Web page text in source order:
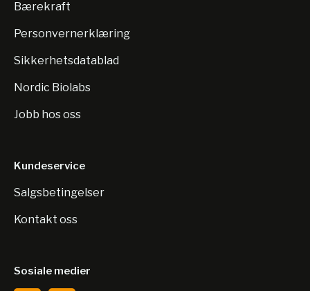
Bærekraft
Personvernerklæring
Sikkerhetsdatablad
Nordic Biolabs
Jobb hos oss
Kundeservice
Salgsbetingelser
Kontakt oss
Sosiale medier